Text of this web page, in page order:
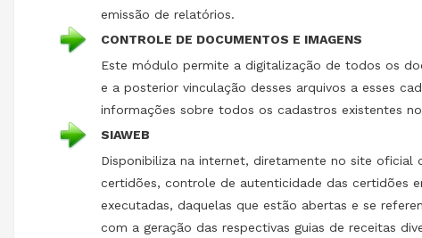
emissão de relatórios.
CONTROLE DE DOCUMENTOS E IMAGENS
Este módulo permite a digitalização de todos os
e a posterior vinculação desses arquivos a esses
informações sobre todos os cadastros existentes
SIAWEB
Disponibiliza na internet, diretamente no site oficial
certidões, controle de autenticidade das certidões
executadas, daquelas que estão abertas e se
com a geração das respectivas guias de receitas